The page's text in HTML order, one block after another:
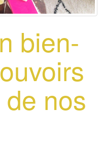
bien-
nos